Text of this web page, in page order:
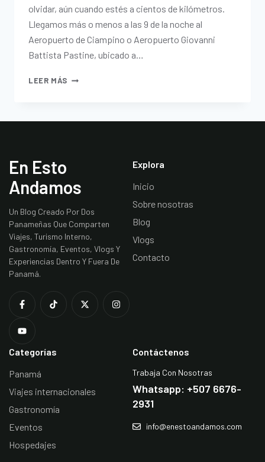
olvidar, aún cuando estés a cientos de kilómetros.
Llegamos más o menos a las 9 de la noche al
Aeropuerto de Ciampino o Aeropuerto Giovanni
Battista Pastine, ubicado a…
LEER MÁS
En Esto
Andamos
Un Blog Creado Por Dos
Panameñas Que Comparten
Viajes, Turismo Interno,
Gastronomía, Eventos, Vlogs Y
Experiencias Dentro Y Fuera De
Panamá.
Explora
Inicio
Sobre nosotras
Blog
Vlogs
Contacto
Categorías
Panamá
Viajes internacionales
Gastronomía
Eventos
Hospedajes
Contáctenos
Trabaja Con Nosotras
Whatsapp: +507 6676-
2931
info@enestoandamos.com